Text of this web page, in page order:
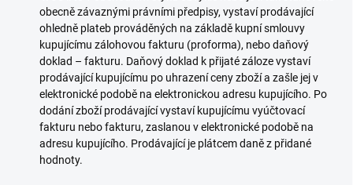
obecně závaznými právními předpisy, vystaví prodávající
ohledně plateb prováděných na základě kupní smlouvy
kupujícímu zálohovou fakturu (proforma), nebo daňový
doklad – fakturu. Daňový doklad k přijaté záloze vystaví
prodávající kupujícímu po uhrazení ceny zboží a zašle jej v
elektronické podobě na elektronickou adresu kupujícího. Po
dodání zboží prodávající vystaví kupujícímu vyúčtovací
fakturu nebo fakturu, zaslanou v elektronické podobě na
adresu kupujícího. Prodávající je plátcem daně z přidané
hodnoty.